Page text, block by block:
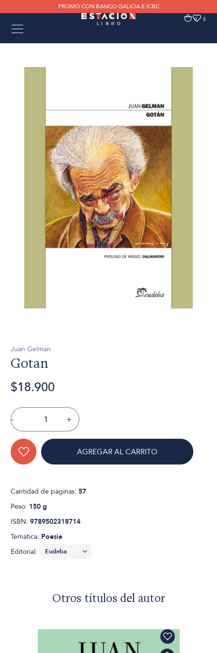
PROMO CON BANCO GALICIA E ICBC
0 0
Juan Gelman
Gotan
$18.900
- +
AGREGAR AL CARRITO
Cantidad de páginas:57
Peso: 150 g
ISBN:9789502318714
Temática: Poesia
Editorial:
Otros títulos del autor